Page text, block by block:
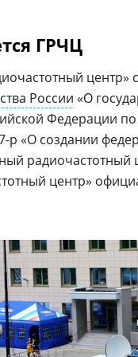
ГРЧЦ
центр»
России «О
Федерации
р «О создании
радиочастотный
центр»